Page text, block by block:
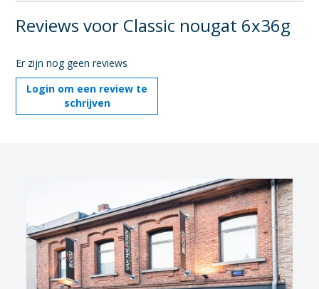
Reviews voor Classic nougat 6x36g
Er zijn nog geen reviews
Login om een review te
schrijven